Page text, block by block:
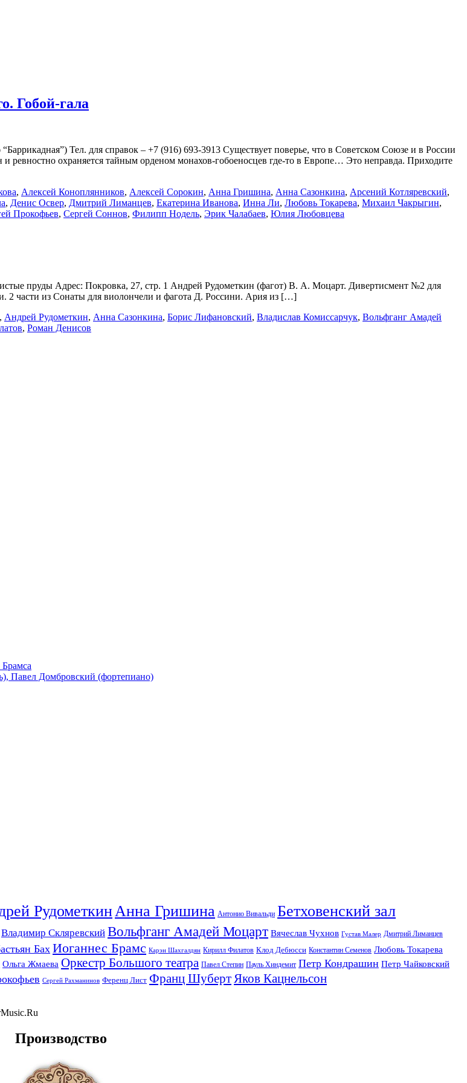
Гобой-гала
Тел. для справок – +7 (916) 693-3913 Существует поверье, что в Советском Союзе и в России
и ревностно охраняется тайным орденом монахов-гобоеносцев где-то в Европе… Это неправда. Приходите
, Алексей Коноплянников, Алексей Сорокин, Анна Гришина, Анна Сазонкина, Арсений Котляревский,
, Денис Освер, Дмитрий Лиманцев, Екатерина Иванова, Инна Ли, Любовь Токарева, Михаил Чакрыгин,
Прокофьев, Сергей Соннов, Филипп Нодель, Эрик Чалабаев, Юлия Любовцева
пруды Адрес: Покровка, 27, стр. 1 Андрей Рудометкин (фагот) В. А. Моцарт. Дивертисмент №2 для
2 части из Сонаты для виолончели и фагота Д. Россини. Ария из […]
, Андрей Рудометкин, Анна Сазонкина, Борис Лифановский, Владислав Комиссарчук, Вольфганг Амадей
, Роман Денисов
Павел Домбровский (фортепиано)
РудометкинАнна Гришина Антонио Вивальди Бетховенский зал
Владимир Скляревский Вольфганг Амадей Моцарт Вячеслав Чухнов Густав Малер Дмитрий Лиманцев
БахИоганнес Брамс Карэн Шахгалдян Кирилл Филатов Клод Дебюсси Константин Семенов Любовь Токарева
Ольга Жмаева Оркестр Большого театра Павел Степин Пауль Хиндемит Петр Кондрашин Петр Чайковский
Сергей Рахманинов Ференц Лист Франц Шуберт Яков Кацнельсон
Производство